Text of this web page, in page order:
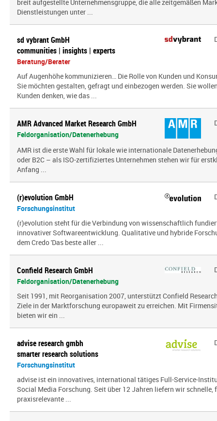
breit aufgestellte Unternehmensgruppe, die alle zeitgemäßen
Dienstleistungen unter ...
sd vybrant GmbH
communities | insights | experts
Beratung/Berater
Auf Augenhöhe kommunizieren… Die Rolle von Kunden und
Sie möchten gestalten, gefragt und einbezogen werden. Sie
Kunden denken, wie das ...
AMR Advanced Market Research GmbH
Feldorganisation/Datenerhebung
AMR ist die erste Wahl für lokale wie internationale
oder B2C – als ISO-zertifiziertes Unternehmen stehen wir für
Anfang ...
(r)evolution GmbH
Forschungsinstitut
(r)evolution steht für die Verbindung von wissenschaftlich
innovativer Softwareentwicklung. Qualitative und hybride
dem Credo 'Das beste aller ...
Confield Research GmbH
Feldorganisation/Datenerhebung
Seit 1991, mit Reorganisation 2007, unterstützt Confield
Ziele in der Marktforschung europaweit zu erreichen. Mit
bieten wir ein ...
advise research gmbh
smarter research solutions
Forschungsinstitut
advise ist ein innovatives, international tätiges Full-Service-
Social Media Forschung. Seit über 12 Jahren liefern wir schnelle,
praxisrelevante ...